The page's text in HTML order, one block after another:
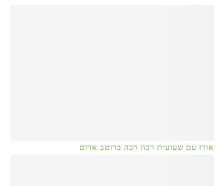
אורז עם שעועית רכה רכה ברוטב אדום